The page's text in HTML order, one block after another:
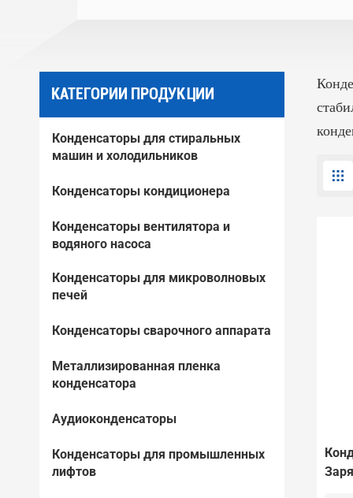
КАТЕГОРИИ ПРОДУКЦИИ
Конденсаторы для стиральных
машин и холодильников
Конденсаторы кондиционера
Конденсаторы вентилятора и
водяного насоса
Конденсаторы для микроволновых
печей
Конденсаторы сварочного аппарата
Металлизированная пленка
конденсатора
Аудиоконденсаторы
Конденсаторы для промышленных
лифтов